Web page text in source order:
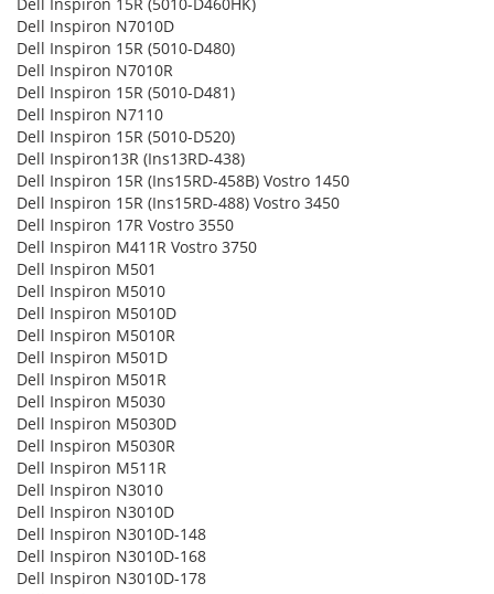
Dell Inspiron N7010D
Dell Inspiron 15R (5010-D480)
Dell Inspiron N7010R
Dell Inspiron 15R (5010-D481)
Dell Inspiron N7110
Dell Inspiron 15R (5010-D520)
Dell Inspiron13R (Ins13RD-438)
Dell Inspiron 15R (Ins15RD-458B) Vostro 1450
Dell Inspiron 15R (Ins15RD-488) Vostro 3450
Dell Inspiron 17R Vostro 3550
Dell Inspiron M411R Vostro 3750
Dell Inspiron M501
Dell Inspiron M5010
Dell Inspiron M5010D
Dell Inspiron M5010R
Dell Inspiron M501D
Dell Inspiron M501R
Dell Inspiron M5030
Dell Inspiron M5030D
Dell Inspiron M5030R
Dell Inspiron M511R
Dell Inspiron N3010
Dell Inspiron N3010D
Dell Inspiron N3010D-148
Dell Inspiron N3010D-168
Dell Inspiron N3010D-178